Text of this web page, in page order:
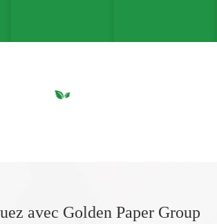
avec Golden Paper Group